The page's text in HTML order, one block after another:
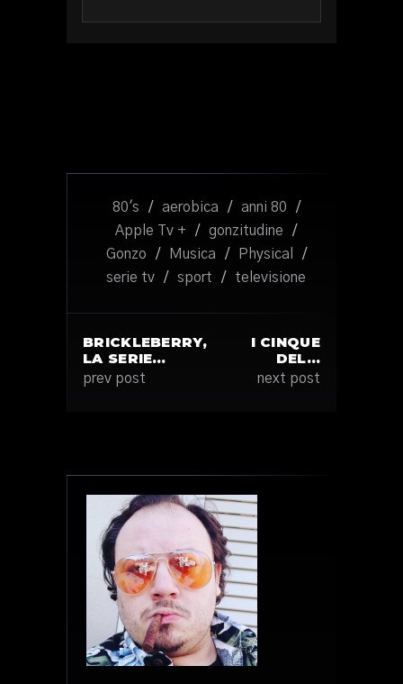
80's / aerobica / anni 80
/
Apple Tv +
/ gonzitudine
/
Gonzo
/ Musica / Physical
/
serie tv
/ sport / televisione
BRICKLEBERRY,
LA SERIE…
prev post
I CINQUE
DEL…
next post